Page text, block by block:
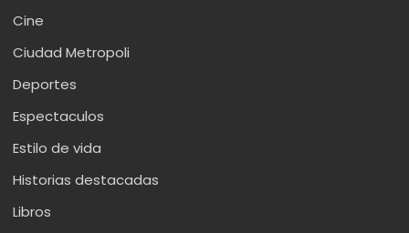
Cine
Ciudad Metropoli
Deportes
Espectaculos
Estilo de vida
Historias destacadas
Libros